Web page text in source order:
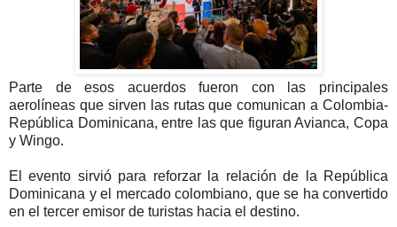
Parte de esos acuerdos fueron con las principales
aerolíneas que sirven las rutas que comunican a Colombia-
República Dominicana, entre las que figuran Avianca, Copa
y Wingo.
El evento sirvió para reforzar la relación de la República
Dominicana y el mercado colombiano, que se ha convertido
en el tercer emisor de turistas hacia el destino.